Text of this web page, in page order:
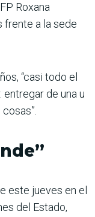
Roxana
frente a la sede
“casi todo el
de una u
este jueves en el
del Estado,